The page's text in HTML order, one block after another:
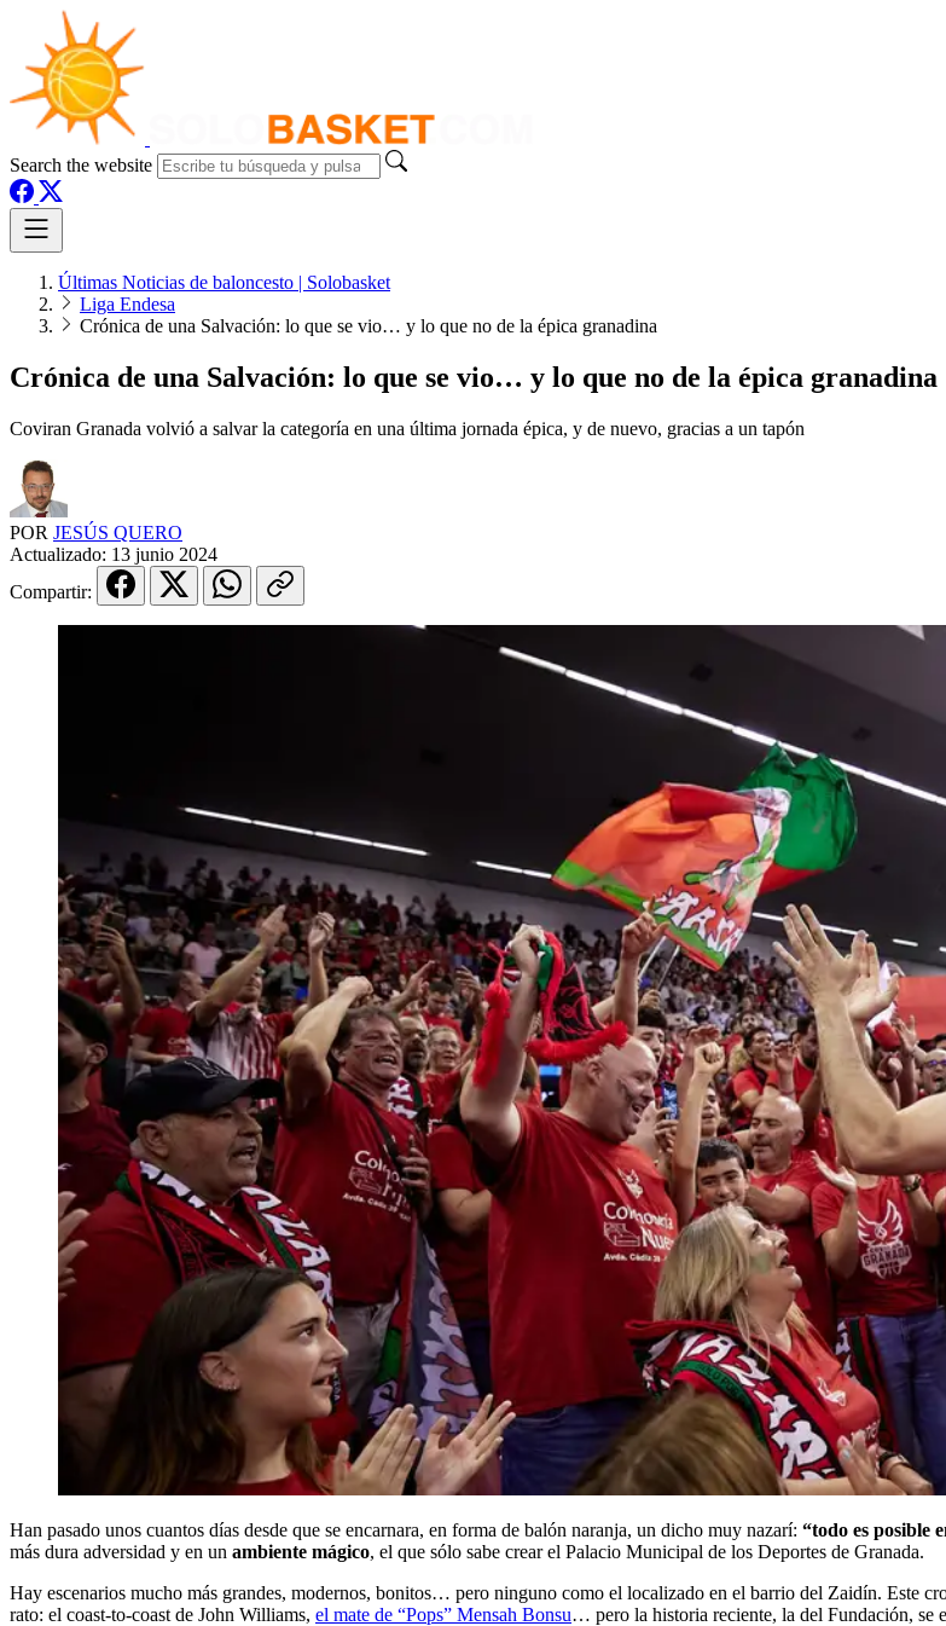
Search the website
Últimas Noticias de baloncesto | Solobasket
Liga Endesa
Crónica de una Salvación: lo que se vio… y lo que no de la épica granadina
Crónica de una Salvación: lo que se vio… y lo que no de la épica granadina
Coviran Granada volvió a salvar la categoría en una última jornada épica, y de nuevo, gracias a un tapón
POR JESÚS QUERO
Actualizado: 13 junio 2024
Compartir:
Han pasado unos cuantos días desde que se encarnara, en forma de balón naranja, un dicho muy nazarí: “todo es posible
más dura adversidad y en un ambiente mágico, el que sólo sabe crear el Palacio Municipal de los Deportes de Granada.
Hay escenarios mucho más grandes, modernos, bonitos… pero ninguno como el localizado en el barrio del Zaidín. Este
rato: el coast-to-coast de John Williams, el mate de “Pops” Mensah Bonsu… pero la historia reciente, la del Fundación, se